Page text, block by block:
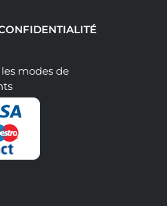
modes de